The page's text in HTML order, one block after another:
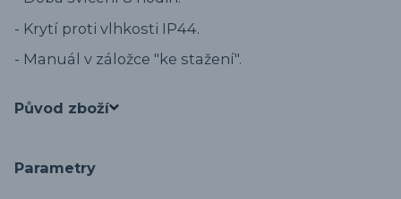
- Krytí proti vlhkosti IP44.
- Manuál v záložce "ke stažení".
Původ zboží
Parametry